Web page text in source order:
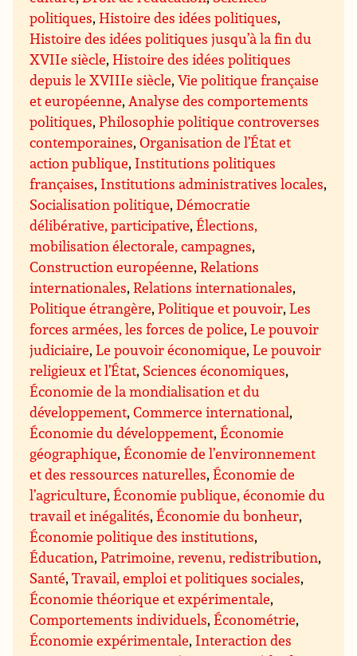
politiques,Histoire des idées politiques,
Histoire des idées politiques jusqu’à la fin du
XVIIe siècle,Histoire des idées politiques
depuis le XVIIIe siècle,Vie politique française
et européenne, Analyse des comportements
politiques,Philosophie politique controverses
contemporaines,Organisation de l’État et
action publique, Institutions politiques
françaises, Institutions administratives locales,
Socialisation politique,Démocratie
délibérative, participative,Élections,
mobilisation électorale, campagnes,
Construction européenne,Relations
internationales,Relations internationales,
Politique étrangère,Politique et pouvoir,Les
forces armées, les forces de police,Le pouvoir
judiciaire,Le pouvoir économique,Le pouvoir
religieux et l’État, Sciences économiques,
Économie de la mondialisation et du
développement,Commerce international,
Économie du développement,Économie
géographique,Économie de l’environnement
et des ressources naturelles,Économie de
l’agriculture,Économie publique, économie du
travail et inégalités,Économie du bonheur,
Économie politique des institutions,
Éducation,Patrimoine, revenu, redistribution,
Santé,Travail, emploi et politiques sociales,
Économie théorique et expérimentale,
Comportements individuels,Économétrie,
Économie expérimentale, Interaction des